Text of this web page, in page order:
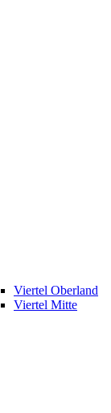
Viertel Oberland
Viertel Mitte